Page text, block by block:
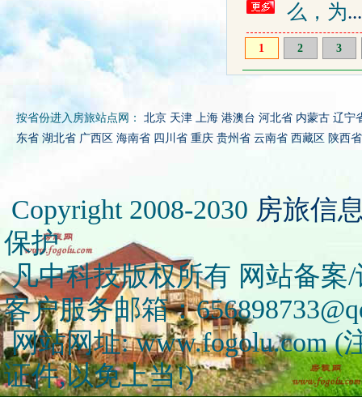
么，为...
1 2 3
按省份进入房旅站点网： 北京 天津 上海 港澳台 河北省 内蒙古 辽宁
东省 湖北省 广西区 海南省 四川省 重庆 贵州省 云南省 西藏区 陕西省
Copyright 2008-2030 房旅信
保护
凡中科技版权所有 网站备案/
客户服务邮箱：
网站网址: www.fogolu.com (
证件,以免上当!)